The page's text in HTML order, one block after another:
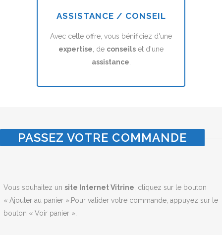
ASSISTANCE / CONSEIL
Avec cette offre, vous bénificiez d'une
expertise, de conseils et d'une
assistance.
PASSEZ VOTRE COMMANDE
Vous souhaitez un site Internet Vitrine, cliquez sur le bouton
« Ajouter au panier ».Pour valider votre commande, appuyez sur le
bouton « Voir panier ».